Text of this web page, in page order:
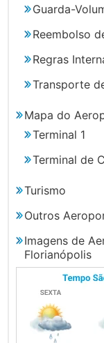
Guarda-
Reembolso
Regras
Transporte
Mapa do
Terminal 1
Terminal de
Turismo
Outros
Imagens de
Florianópolis